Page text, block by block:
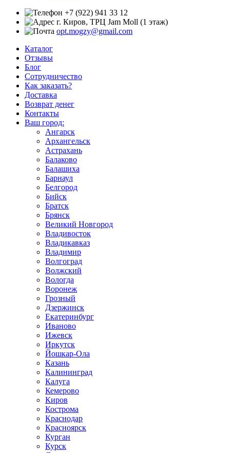
+7 (922) 941 33 12
г. Киров, ТРЦ Jam Moll (1 этаж)
opt.mogzy@gmail.com
Каталог
Отзывы
Блог
Сотрудничество
Как заказать?
Доставка
Возврат денег
Контакты
Ваш город:
Ангарск
Архангельск
Астрахань
Балаково
Балашиха
Барнаул
Белгород
Бийск
Братск
Брянск
Великий Новгород
Владивосток
Владикавказ
Владимир
Волгоград
Волжский
Вологда
Воронеж
Грозный
Дзержинск
Екатеринбург
Иваново
Ижевск
Иркутск
Йошкар-Ола
Казань
Калининград
Калуга
Кемерово
Киров
Кострома
Краснодар
Красноярск
Курган
Курск